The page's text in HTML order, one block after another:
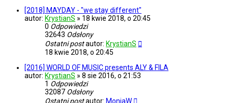
[2018] MAYDAY - "we stay different"
autor: KrystianS » 18 kwie 2018, o 20:45
0 Odpowiedzi
32643 Odsłony
Ostatni postautor: KrystianS
18 kwie 2018, o 20:45
[2016] WORLD OF MUSIC presents ALY & FILA
autor: KrystianS » 8 sie 2016, o 21:53
1 Odpowiedzi
32087 Odsłony
Ostatni postautor: MoniaW